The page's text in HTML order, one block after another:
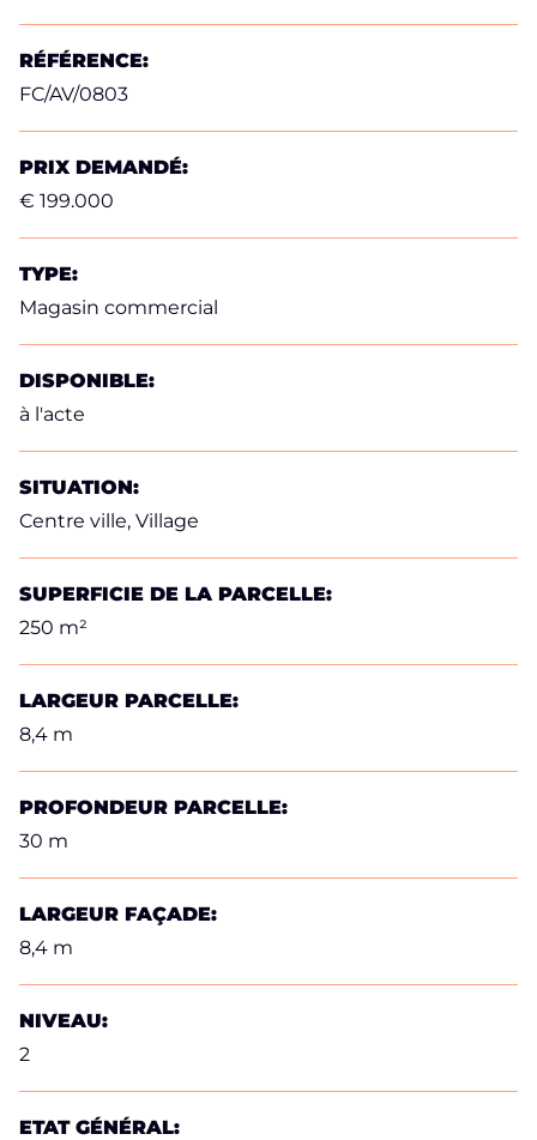
RÉFÉRENCE:
FC/AV/0803
PRIX DEMANDÉ:
€ 199.000
TYPE:
Magasin commercial
DISPONIBLE:
à l'acte
SITUATION:
Centre ville, Village
SUPERFICIE DE LA PARCELLE:
250 m²
LARGEUR PARCELLE:
8,4 m
PROFONDEUR PARCELLE:
30 m
LARGEUR FAÇADE:
8,4 m
NIVEAU:
2
ETAT GÉNÉRAL: